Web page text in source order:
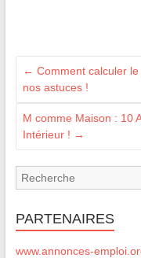
← Comment calculer
nos astuces !
M comme Maison : 10
Intérieur ! →
PARTENAIRES
www.annonces-